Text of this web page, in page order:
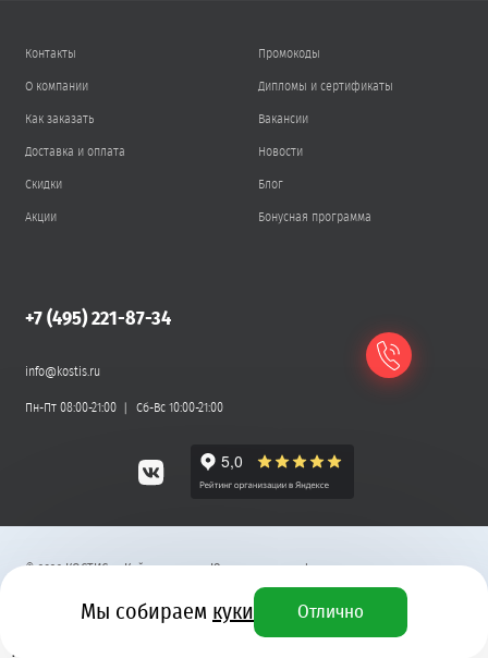
7 830 ₽
Контакты
О компании
Как заказать
Доставка и оплата
Скидки
Акции
Промокоды
Дипломы и сертификаты
Вакансии
Новости
Блог
Бонусная программа
+7 (495) 221-87-34
info@kostis.ru
Пн-Пт 08:00-21:00 Сб-Вс 10:00-21:00
©2026 КОСТИС — Кейтеринг. Юридическая информация
Мы собираем куки Отлично